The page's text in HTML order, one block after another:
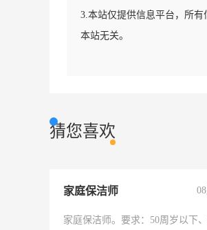
3.本站仅提供信息平台，所
本站无关。
猜您喜欢
家庭保洁师
家庭保洁师。要求：50周岁以下